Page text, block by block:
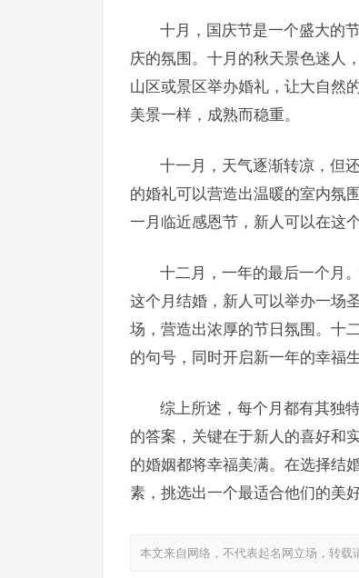
十月，国庆节是一个盛大的
庆的氛围。十月的秋天景色迷人
山区或景区举办婚礼，让大自然
美景一样，成熟而稳重。
十一月，天气逐渐转凉，但
的婚礼可以营造出温暖的室内氛
一月临近感恩节，新人可以在这
十二月，一年的最后一个月
这个月结婚，新人可以举办一场
场，营造出浓厚的节日氛围。十
的句号，同时开启新一年的幸福生
综上所述，每个月都有其独
的答案，关键在于新人的喜好和
的婚姻都将幸福美满。在选择结
素，挑选出一个最适合他们的美
本文来自网络，不代表起名网立场，转载